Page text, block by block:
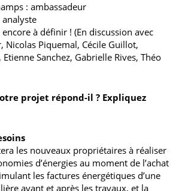
: ambassadeur
encore à définir ! (En discussion avec
Nicolas Piquemal, Cécile Guillot,
Sanchez, Gabrielle Rives, Théo
projet répond-il ? Expliquez
les nouveaux propriétaires à réaliser
d’énergies au moment de l’achat
les factures énergétiques d’une
avant et après les travaux, et la